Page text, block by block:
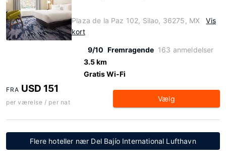
Plaza de la Paz 102, Silao, 36275, MX
Vis
kort
9/10 Fremragende 163 anmeldelser
3.5 km
Gratis Wi-Fi
FRA USD 151
per værelse / per nat Vælg
Flere hoteller nær Del Bajío International Lufthavn